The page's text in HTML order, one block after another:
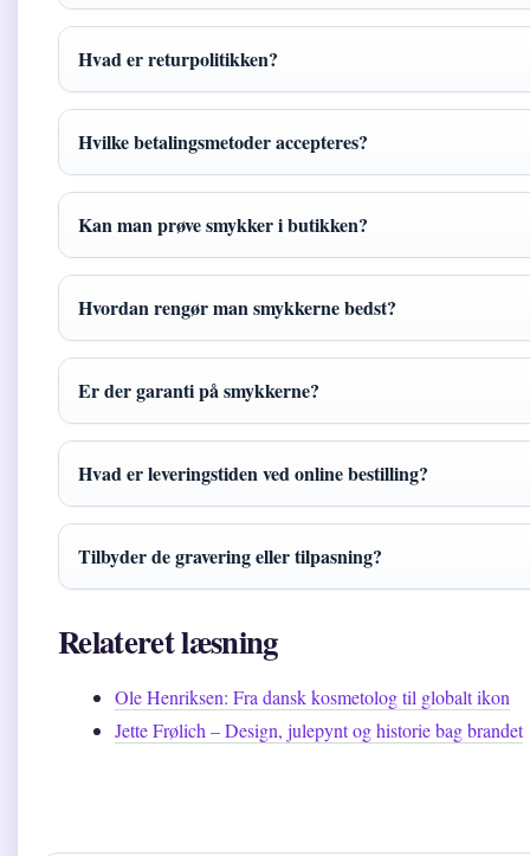
Hvad er returpolitikken?
Hvilke betalingsmetoder accepteres?
Kan man prøve smykker i butikken?
Hvordan rengør man smykkerne bedst?
Er der garanti på smykkerne?
Hvad er leveringstiden ved online bestilling?
Tilbyder de gravering eller tilpasning?
Relateret læsning
Ole Henriksen: Fra dansk kosmetolog til globalt ikon
Jette Frølich – Design, julepynt og historie bag brandet